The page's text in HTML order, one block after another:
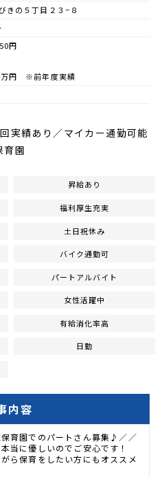
きの５丁目２３−８
円
万円 ※前年度実績
実績あり／マイカー通勤可能
育園
昇給あり
福利厚生充実
土日祝休み
バイク通勤可
パートアルバイト
女性活躍中
有給消化率高
日勤
内容
育園でのパートさん募集♪／／
当に優しいのでご安心です！
ら保育をしたい方にもオススメ